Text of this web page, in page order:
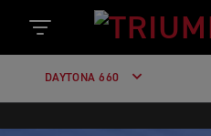
DAYTONA 660